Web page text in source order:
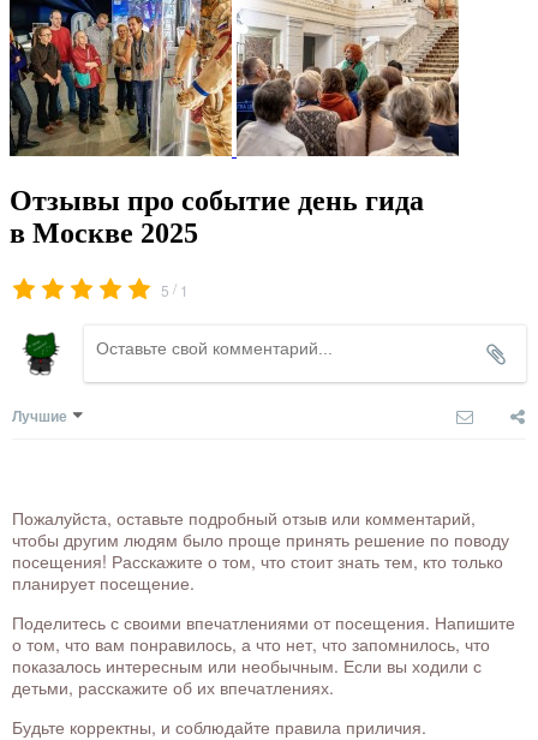
Отзывы про событие день гида
в Москве 2025
5 / 1
Лучшие
Пожалуйста, оставьте подробный отзыв или комментарий,
чтобы другим людям было проще принять решение по поводу
посещения! Расскажите о том, что стоит знать тем, кто только
планирует посещение.
Поделитесь с своими впечатлениями от посещения. Напишите
о том, что вам понравилось, а что нет, что запомнилось, что
показалось интересным или необычным. Если вы ходили с
детьми, расскажите об их впечатлениях.
Будьте корректны, и соблюдайте правила приличия.